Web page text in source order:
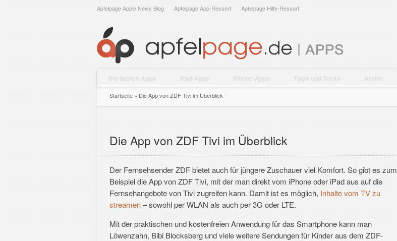
Apfelpage Apple News Blog Apfelpage App-Ressort Apfelpage Hilfe-Ressort
Startseite » Die App von ZDF Tivi im Überblick
Die App von ZDF Tivi im Überblick
Der Fernsehsender ZDF bietet auch für jüngere Zuschauer viel Komfort. So gibt es zum
Beispiel die App von ZDF Tivi, mit der man direkt vom iPhone oder iPad aus auf die
Fernsehangebote von Tivi zugreifen kann. Damit ist es möglich, Inhalte vom TV zu
streamen– sowohl per WLAN als auch per 3G oder LTE.
Mit der praktischen und kostenfreien Anwendung für das Smartphone kann man
Löwenzahn, Bibi Blocksberg und viele weitere Sendungen für Kinder aus dem ZDF-